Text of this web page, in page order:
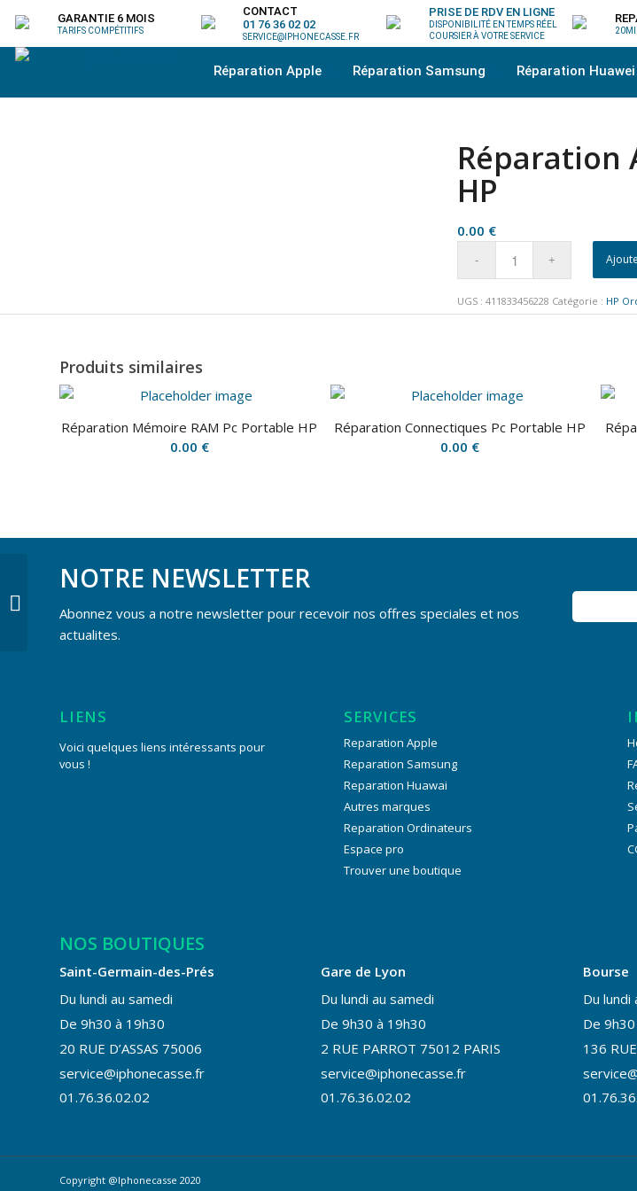
GARANTIE 6 MOIS
TARIFS COMPÉTITIFS
CONTACT
01 76 36 02 02
SERVICE@IPHONECASSE.FR
PRISE DE RDV EN LIGNE
DISPONIBILITÉ EN TEMPS RÉEL
COURSIER À VOTRE SERVICE
Réparation Apple Réparation Samsung Réparation Huawei
Réparation
HP
0.00 €
UGS :411833456228 Catégorie : HP
Produits similaires
Réparation Mémoire RAM Pc Portable HP
0.00 €
Réparation Connectiques Pc Portable HP
0.00 €
NOTRE NEWSLETTER
Abonnez vous a notre newsletter pour recevoir nos offres speciales et nos
actualites.
LIENS
Voici quelques liens intéressants pour
vous !
SERVICES
Reparation Apple
Reparation Samsung
Reparation Huawai
Autres marques
Reparation Ordinateurs
Espace pro
Trouver une boutique
NOS BOUTIQUES
Saint-Germain-des-Prés
Du lundi au samedi
De 9h30 à 19h30
20 RUE D’ASSAS 75006
service@iphonecasse.fr
01.76.36.02.02
Gare de Lyon
Du lundi au samedi
De 9h30 à 19h30
2 RUE PARROT 75012 PARIS
service@iphonecasse.fr
01.76.36.02.02
Bourse
Du lundi
De
136
Copyright @Iphonecasse 2020
Réparation Haut-parleur Pc
Portable Toshiba